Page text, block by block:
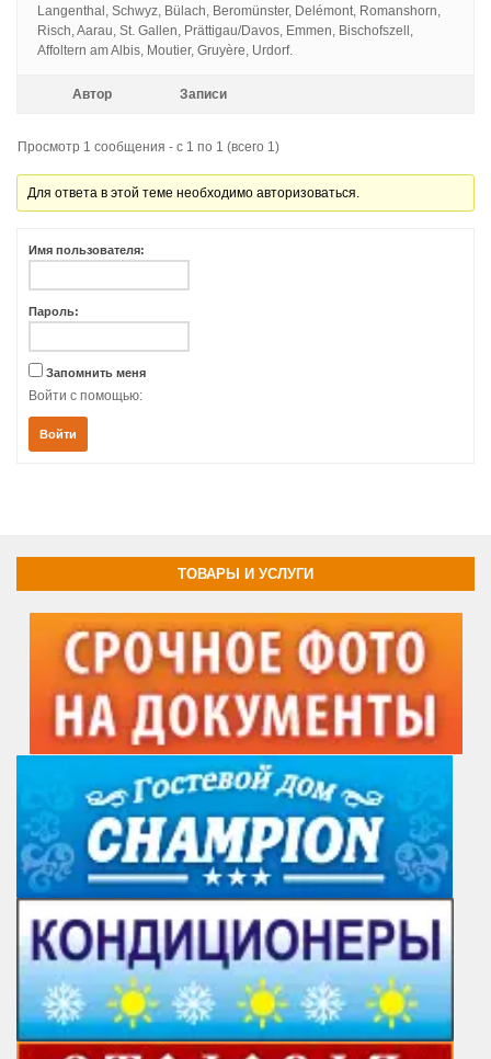
Langenthal, Schwyz, Bülach, Beromünster, Delémont, Romanshorn,
Risch, Aarau, St. Gallen, Prättigau/Davos, Emmen, Bischofszell,
Affoltern am Albis, Moutier, Gruyère, Urdorf.
Автор Записи
Просмотр 1 сообщения - с 1 по 1 (всего 1)
Для ответа в этой теме необходимо авторизоваться.
Имя пользователя:
Пароль:
Запомнить меня
Войти с помощью:
Войти
ТОВАРЫ И УСЛУГИ